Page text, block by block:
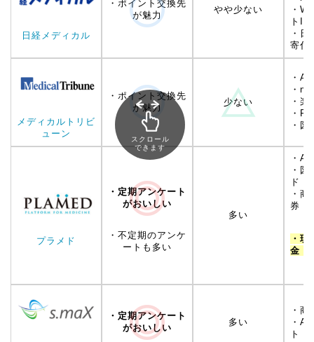
日経メディカル
・ポイント交換先
が魅力
やや少ない
・
トID
・
寄付
メディカルトリビ
ューン
・ポイント交換先
が魅力
少ない
・
・
・
・
・図
プラメド
・定期アンケート
がおいしい
・不定期のアンケ
ートも多い
多い
・
・図
・商
・現
金
・定期アンケート
がおいしい
多い
・商
・
スクロール
できます